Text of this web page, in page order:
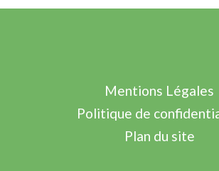
Mentions Légales
Politique de
Plan du site